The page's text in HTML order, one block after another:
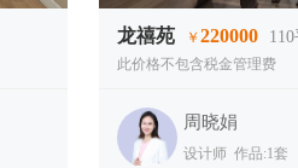
龙禧苑 ￥ 220000 110
此价格不包含税金管理费
周晓娟
设计师 作品:1套